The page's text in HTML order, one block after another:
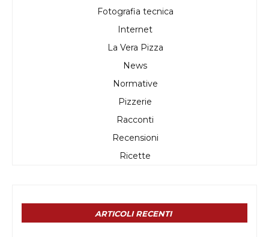
Fotografia tecnica
Internet
La Vera Pizza
News
Normative
Pizzerie
Racconti
Recensioni
Ricette
ARTICOLI RECENTI